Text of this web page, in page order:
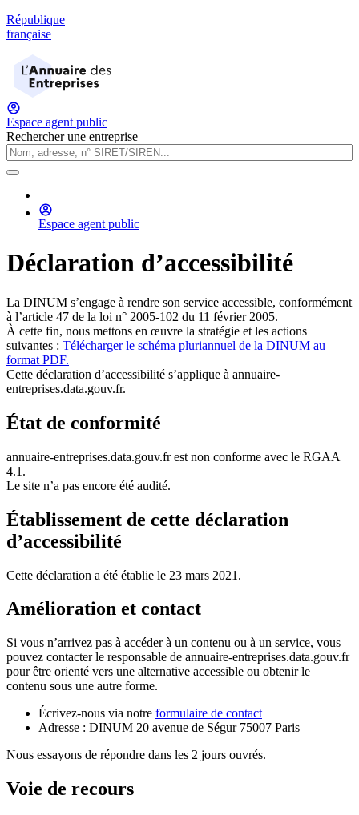
République
française
Espace agent public
Rechercher une entreprise
Espace agent public
Déclaration d’accessibilité
La DINUM s’engage à rendre son service accessible, conformément
à l’article 47 de la loi n° 2005-102 du 11 février 2005.
À cette fin, nous mettons en œuvre la stratégie et les actions
suivantes : Télécharger le schéma pluriannuel de la DINUM au
format PDF.
Cette déclaration d’accessibilité s’applique à annuaire-
entreprises.data.gouv.fr.
État de conformité
annuaire-entreprises.data.gouv.fr est non conforme avec le RGAA
4.1.
Le site n’a pas encore été audité.
Établissement de cette déclaration
d’accessibilité
Cette déclaration a été établie le 23 mars 2021.
Amélioration et contact
Si vous n’arrivez pas à accéder à un contenu ou à un service, vous
pouvez contacter le responsable de annuaire-entreprises.data.gouv.fr
pour être orienté vers une alternative accessible ou obtenir le
contenu sous une autre forme.
Écrivez-nous via notre formulaire de contact
Adresse : DINUM 20 avenue de Ségur 75007 Paris
Nous essayons de répondre dans les 2 jours ouvrés.
Voie de recours